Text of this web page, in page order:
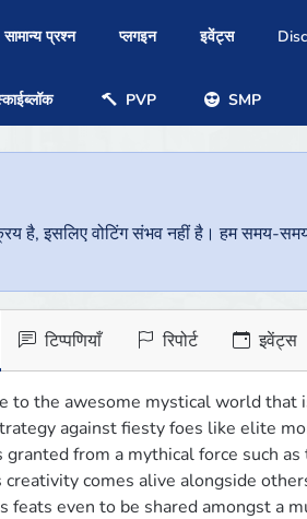
सामान्य प्रश्न प्लगइन इवेंट्स
PVP SMP
है, इसलिए वोटिंग संभव नहीं है। हम समय-
टिप्पणियाँ रिपोर्ट इवेंट्स
to the awesome mystical world that
against fiesty foes like elite
granted from a mythical force such
creativity comes alive alongside
feats even to be shared amongst a